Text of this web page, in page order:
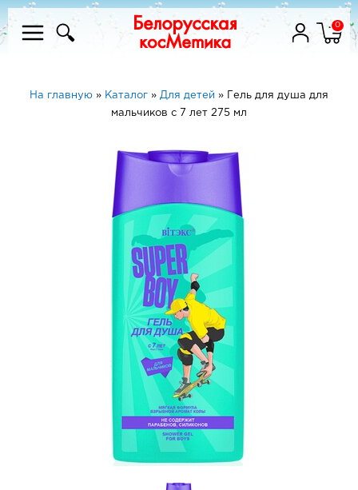
0
На главную » Каталог » Для детей »
Гель для душа для
мальчиков с 7 лет 275 мл